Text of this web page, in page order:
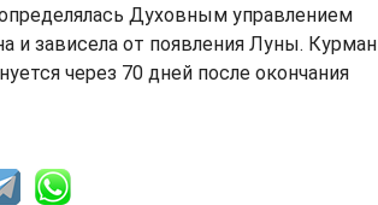
Духовным управлением
и зависела от появления Луны. Курман
через 70 дней после окончания